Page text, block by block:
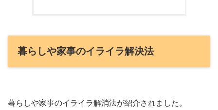
暮らしや家事のイライラ解決法
暮らしや家事のイライラ解消法が紹介されました。